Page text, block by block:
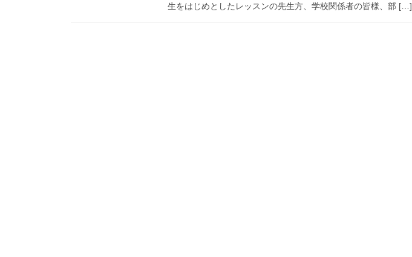
生をはじめとしたレッスンの先生方、学校関係者の皆様、部 […]